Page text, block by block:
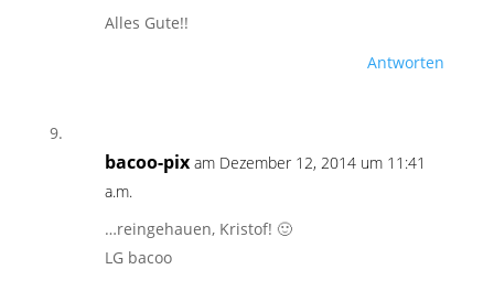
Alles Gute!!
Antworten
bacoo-pix am Dezember 12, 2014 um 11:41
a.m.
…reingehauen, Kristof! 🙂
LG bacoo